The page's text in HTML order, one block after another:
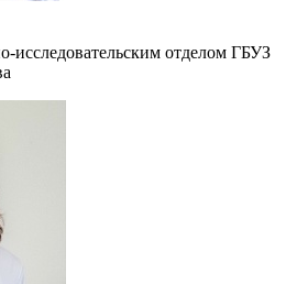
исследовательским отделом ГБУЗ